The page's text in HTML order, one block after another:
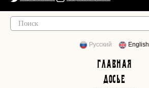
Русский English
Главная
Досье